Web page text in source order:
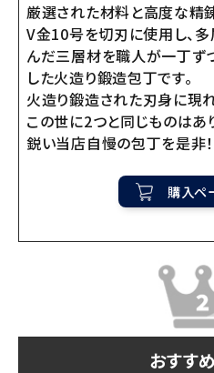
厳選された材料と高度な精
V金10号を切刃に使用し、
んだ三層材を職人が一丁ず
した火造り鍛造包丁です。
火造り鍛造された刃身に現
この世に2つと同じものはあ
鋭い当店自慢の包丁を是非！
購入ペ
おすす